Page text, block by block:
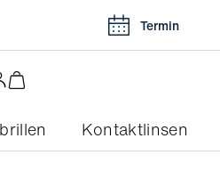
Termin
Kontaktlinsen